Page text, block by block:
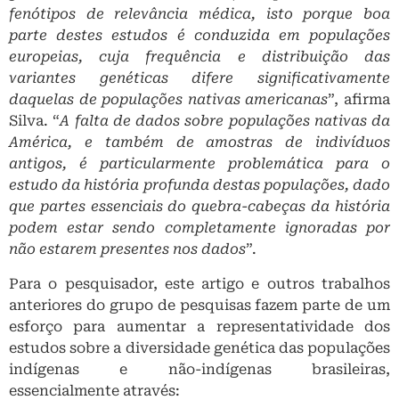
fenótipos de relevância médica, isto porque boa
parte destes estudos é conduzida em populações
europeias, cuja frequência e distribuição das
variantes genéticas difere significativamente
daquelas de populações nativas americanas”, afirma
Silva. “A falta de dados sobre populações nativas da
América, e também de amostras de indivíduos
antigos, é particularmente problemática para o
estudo da história profunda destas populações, dado
que partes essenciais do quebra-cabeças da história
podem estar sendo completamente ignoradas por
não estarem presentes nos dados”.
Para o pesquisador, este artigo e outros trabalhos
anteriores do grupo de pesquisas fazem parte de um
esforço para aumentar a representatividade dos
estudos sobre a diversidade genética das populações
indígenas e não-indígenas brasileiras,
essencialmente através: